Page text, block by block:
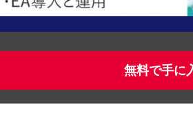
無料で手に